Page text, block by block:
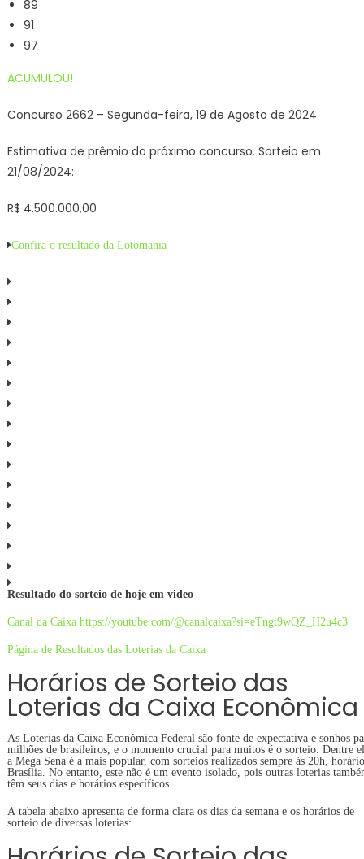
89
91
97
ACUMULOU!
Concurso 2662 – Segunda-feira, 19 de Agosto de 2024
Estimativa de prêmio do próximo concurso. Sorteio em
21/08/2024:
R$ 4.500.000,00
Confira o resultado da Lotomania
Resultado do sorteio de hoje em video
Canal da Caixa https://youtube.com/@canalcaixa?si=eTngt9wQZ_H2u4c3
Página de Resultados das Loterias da Caixa
Horários de Sorteio das
Loterias da Caixa Econômica
As Loterias da Caixa Econômica Federal são fonte de expectativa e sonhos
milhões de brasileiros, e o momento crucial para muitos é o sorteio. Dentre
a Mega Sena é a mais popular, com sorteios realizados sempre às 20h,
Brasília. No entanto, este não é um evento isolado, pois outras loterias
têm seus dias e horários específicos.
A tabela abaixo apresenta de forma clara os dias da semana e os horários de
sorteio de diversas loterias: